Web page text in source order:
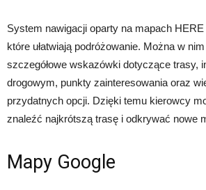
System nawigacji oparty na mapach
które ułatwiają podróżowanie. Można w
szczegółowe wskazówki dotyczące trasy,
drogowym, punkty zainteresowania oraz
przydatnych opcji. Dzięki temu kierowcy
znaleźć najkrótszą trasę i odkrywać nowe
Mapy Google